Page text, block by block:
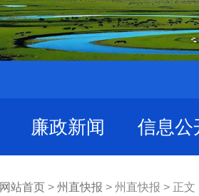
廉政新闻 信息公
网站首页 > 州直快报 > 州直快报 > 正文